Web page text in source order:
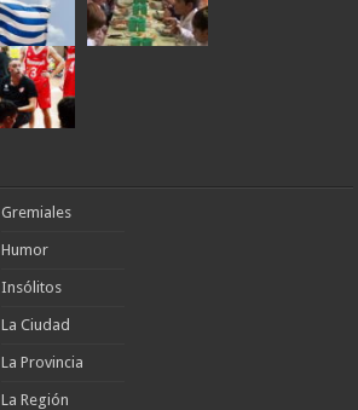
Gremiales
Humor
Insólitos
La Ciudad
La Provincia
La Región